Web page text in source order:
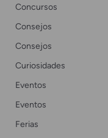
Concursos
Consejos
Consejos
Curiosidades
Eventos
Eventos
Ferias